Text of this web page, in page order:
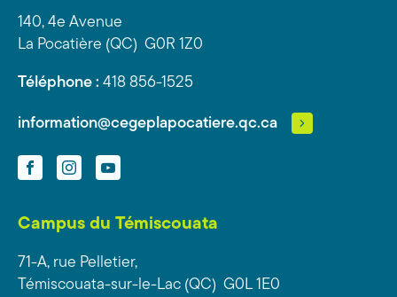
140, 4e Avenue
La Pocatière (QC) G0R 1Z0
Téléphone : 418 856-1525
information@cegeplapocatiere.qc.ca
FacebookInstagramYouTube
Campus du Témiscouata
71-A, rue Pelletier,
Témiscouata-sur-le-Lac (QC) G0L 1E0